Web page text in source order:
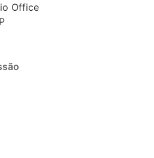
Office